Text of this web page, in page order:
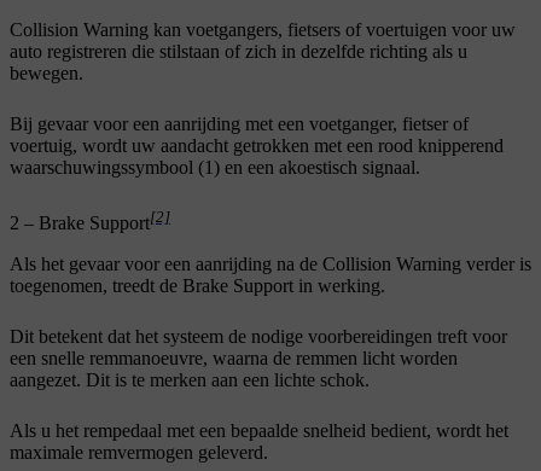
Collision Warning kan voetgangers, fietsers of voertuigen voor uw
auto registreren die stilstaan of zich in dezelfde richting als u
bewegen.
Bij gevaar voor een aanrijding met een voetganger, fietser of
voertuig, wordt uw aandacht getrokken met een rood knipperend
waarschuwingssymbool (1) en een akoestisch signaal.
2 – Brake Support[2]
Als het gevaar voor een aanrijding na de Collision Warning verder is
toegenomen, treedt de Brake Support in werking.
Dit betekent dat het systeem de nodige voorbereidingen treft voor
een snelle remmanoeuvre, waarna de remmen licht worden
aangezet. Dit is te merken aan een lichte schok.
Als u het rempedaal met een bepaalde snelheid bedient, wordt het
maximale remvermogen geleverd.